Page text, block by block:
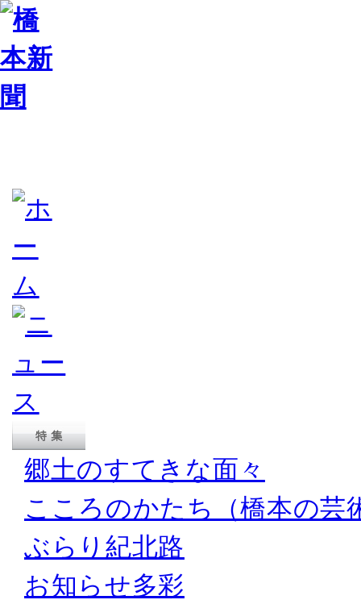
郷土のすてきな面々
こころのかたち（橋本の芸
ぶらり紀北路
お知らせ多彩